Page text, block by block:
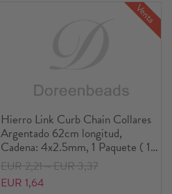
Venta
Hierro Link Curb Chain Collares
Argentado 62cm longitud,
Cadena: 4x2.5mm, 1 Paquete ( 12
Unidades/Paquete)
EUR 2,21～EUR 3,37
EUR 1,64